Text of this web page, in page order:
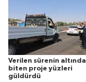
Verilen sürenin altında
biten proje yüzleri
güldürdü